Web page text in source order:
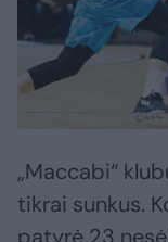
„Maccabi“
tikrai sunkus.